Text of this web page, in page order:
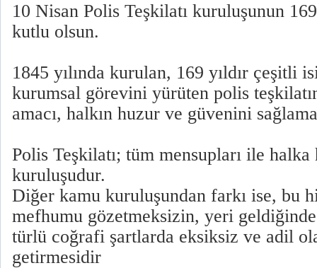
10 Nisan Polis Teşkilatı kuruluşunun
kutlu olsun.
1845 yılında kurulan, 169 yıldır çeşitli
kurumsal görevini yürüten polis
amacı, halkın huzur ve güvenini
Polis Teşkilatı; tüm mensupları ile
kuruluşudur.
Diğer kamu kuruluşundan farkı ise, bu
mefhumu gözetmeksizin, yeri geldiğinde
türlü coğrafi şartlarda eksiksiz ve adil
getirmesidir